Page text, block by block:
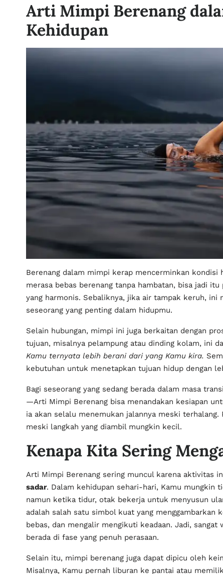
Arti Mimpi Berenang
Kehidupan
Berenang dalam mimpi kerap mencerminkan kondisi
merasa bebas berenang tanpa hambatan, bisa jadi
yang harmonis. Sebaliknya, jika air tampak keruh, ini
seseorang yang penting dalam hidupmu.
Selain hubungan, mimpi ini juga berkaitan dengan
tujuan, misalnya pelampung atau dinding kolam, ini
Kamu ternyata lebih berani dari yang Kamu kira.
kebutuhan untuk menetapkan tujuan hidup dengan
Bagi seseorang yang sedang berada dalam masa
—Arti Mimpi Berenang bisa menandakan kesiapan
ia akan selalu menemukan jalannya meski
meski langkah yang diambil mungkin kecil.
Kenapa Kita Sering
Arti Mimpi Berenang sering muncul karena aktivitas
sadar. Dalam kehidupan sehari-hari, Kamu mungkin
namun ketika tidur, otak bekerja untuk menyusun
adalah salah satu simbol kuat yang
bebas, dan mengalir mengikuti keadaan. Jadi,
berada di fase yang penuh perasaan.
Selain itu, mimpi berenang juga dapat dipicu oleh
Misalnya, Kamu pernah liburan ke pantai atau